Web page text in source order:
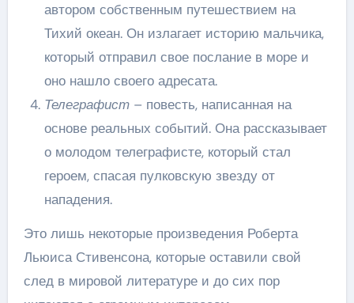
автором собственным путешествием на
Тихий океан. Он излагает историю мальчика,
который отправил свое послание в море и
оно нашло своего адресата.
Телеграфист– повесть, написанная на
основе реальных событий. Она рассказывает
о молодом телеграфисте, который стал
героем, спасая пулковскую звезду от
нападения.
Это лишь некоторые произведения Роберта
Льюиса Стивенсона, которые оставили свой
след в мировой литературе и до сих пор